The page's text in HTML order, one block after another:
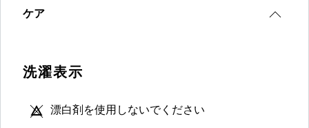
ケア
洗濯表示
漂白剤を使用しないでください